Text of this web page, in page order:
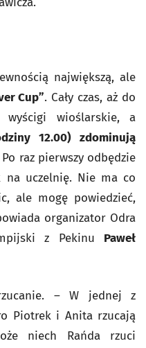
największą, ale
Cup”. Cały czas, aż do
wyścigi wioślarskie, a
12.00) zdominują
raz pierwszy odbędzie
na uczelnię. Nie ma co
ale mogę powiedzieć,
organizator Odra
z Pekinu Paweł
– W jednej z
Piotrek i Anita rzucają
niech Rańda rzuci